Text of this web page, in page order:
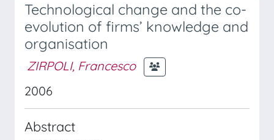
Technological change and the co-
evolution of firms’ knowledge and
organisation
ZIRPOLI, Francesco
2006
Abstract